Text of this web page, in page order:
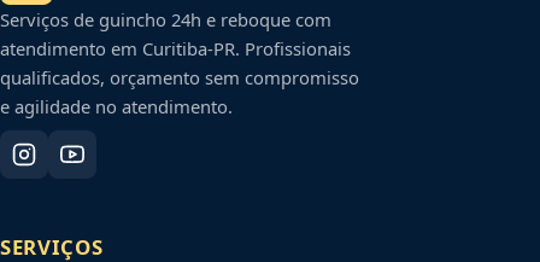
Serviços de guincho 24h e reboque com
atendimento em Curitiba-PR. Profissionais
qualificados, orçamento sem compromisso
e agilidade no atendimento.
SERVIÇOS